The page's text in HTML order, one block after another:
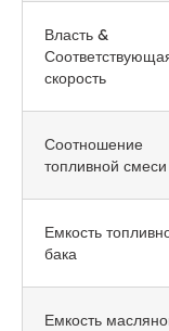
Власть &
скорость
Соотношение
топливной смеси
Емкость
бака
Емкость